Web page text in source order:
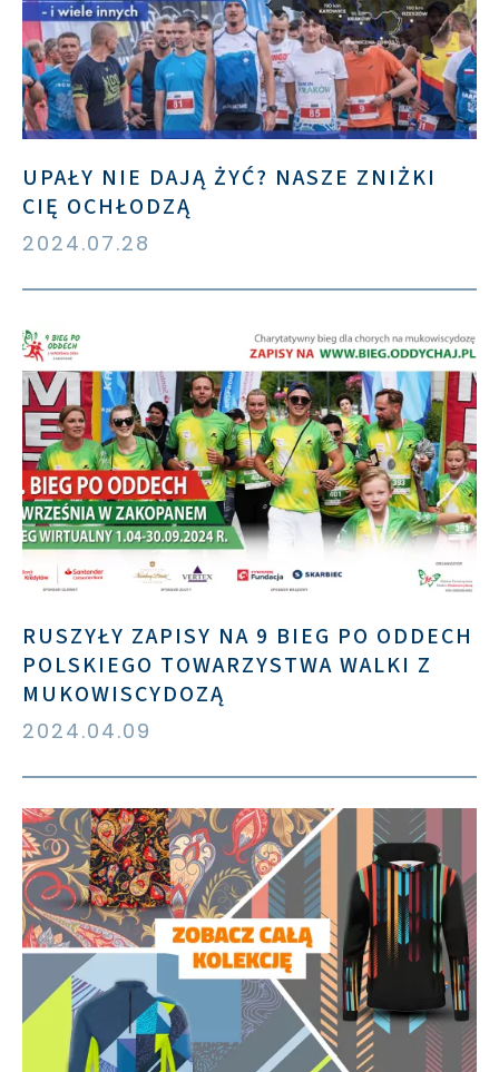
UPAŁY NIE DAJĄ ŻYĆ? NASZE ZNIŻKI
CIĘ OCHŁODZĄ
2024.07.28
RUSZYŁY ZAPISY NA 9 BIEG PO ODDECH
POLSKIEGO TOWARZYSTWA WALKI Z
MUKOWISCYDOZĄ
2024.04.09